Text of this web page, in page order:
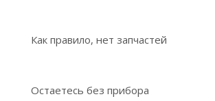
Как правило, нет запчастей
Остаетесь без прибора